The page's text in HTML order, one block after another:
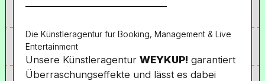
Die Künstleragentur für Booking, Management & Live
Entertainment
Unsere KünstleragenturWEYKUP! garantiert
Überraschungseffekte und lässt es dabei